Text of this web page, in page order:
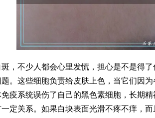
，不少人都会心里发慌，担心是不是得
。这些细胞负责给皮肤上色，当它们因
疫系统误伤了自己的黑色素细胞，长期
定关系。如果白块表面光滑不疼不痒，而